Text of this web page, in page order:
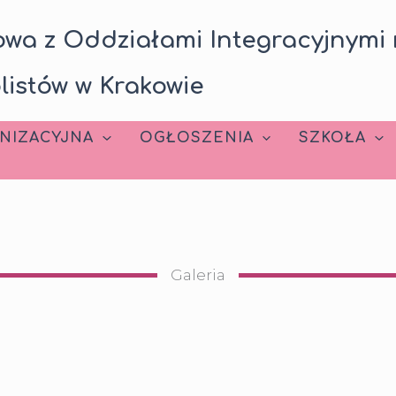
z Oddziałami Integracyjnymi
w Krakowie
OGŁOSZENIA SZKOŁA
Galeria